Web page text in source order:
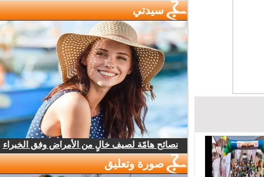
سيدتي
نصائح هامّة لصيف خالٍ من الأمراض وفق الخبراء
صورة وتعليق